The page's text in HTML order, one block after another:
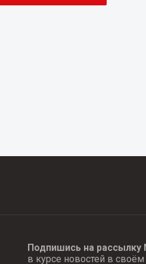
Подпишись на рассылку
в курсе новостей в своём